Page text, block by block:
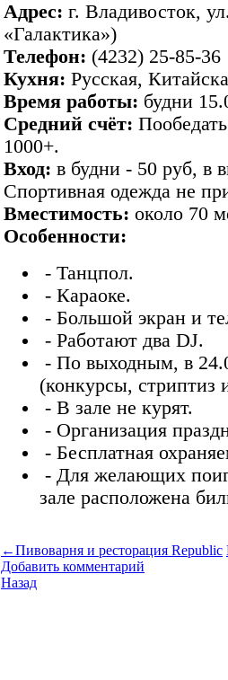
Адрес: г. Владивосток,
«Галактика»)
Телефон: (4232) 25-85-36
Кухня: Русская,
Время работы: будни
Средний счёт:
1000+.
Вход: в будни - 50 руб, в
Спортивная одежда не
Вместимость: около 70
Особенности:
- Танцпол.
- Караоке.
- Большой экран и
- Работают два DJ.
- По выходным, в
(конкурсы, стриптиз
- В зале не курят.
- Организация
- Бесплатная
- Для желающих
зале расположена
←Пивоварня и ресторация Republic
Добавить комментарий
Назад